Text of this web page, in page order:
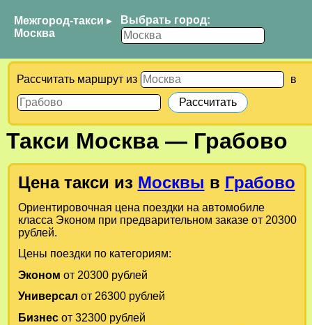
Межгород-такси ▸
Москва
Выбрать город:
Рассчитать маршрут из в
Такси Москва— Грабово
Цена такси из Москвы в Грабово
Ориентировочная цена поездки на автомобиле
класса Эконом при предварительном заказе от 20300
рублей.
Цены поездки по категориям:
Эконом от 20300 рублей
Универсал от 26300 рублей
Бизнесот 32300 рублей